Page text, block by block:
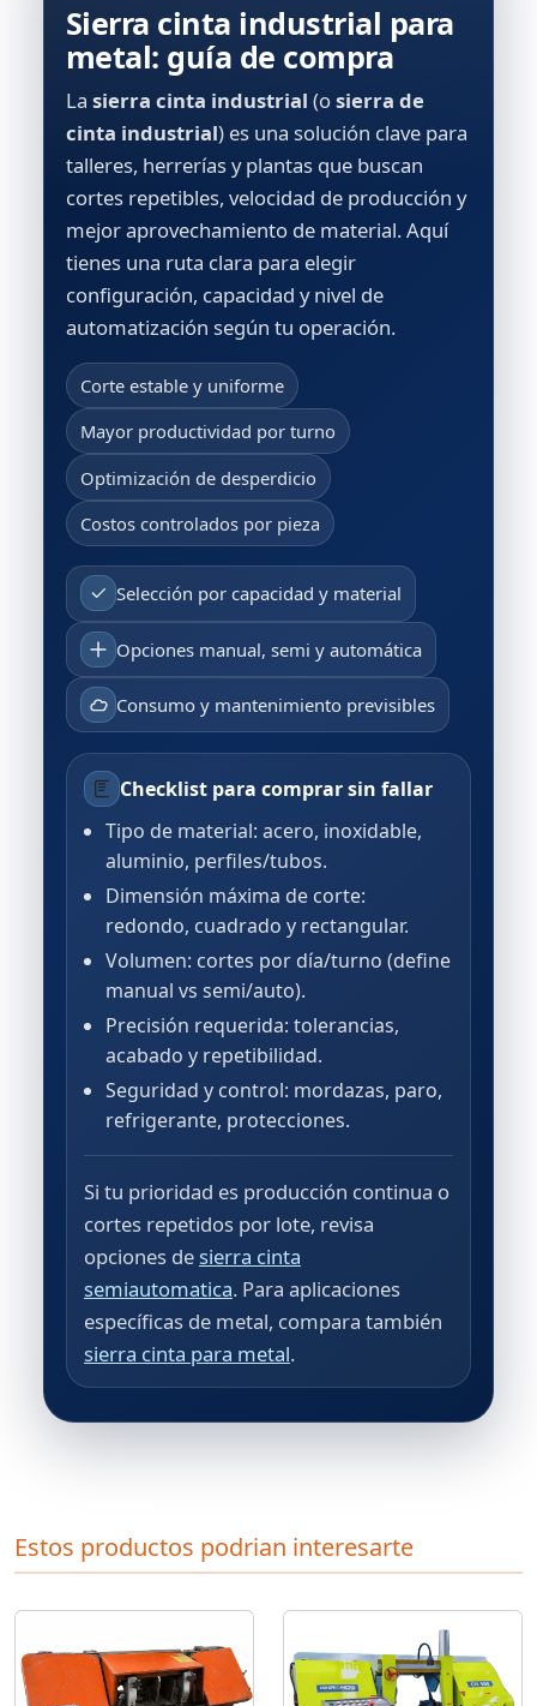
Sierra cinta industrial para
metal: guía de compra
La sierra cinta industrial (osierra de
cinta industrial) es una solución clave para
talleres, herrerías y plantas que buscan
cortes repetibles, velocidad de producción y
mejor aprovechamiento de material. Aquí
tienes una ruta clara para elegir
configuración, capacidad y nivel de
automatización según tu operación.
Corte estable y uniforme
Mayor productividad por turno
Optimización de desperdicio
Costos controlados por pieza
Selección por capacidad y material
Opciones manual, semi y automática
Consumo y mantenimiento previsibles
Checklist para comprar sin fallar
Tipo de material: acero, inoxidable,
aluminio, perfiles/tubos.
Dimensión máxima de corte:
redondo, cuadrado y rectangular.
Volumen: cortes por día/turno (define
manual vs semi/auto).
Precisión requerida: tolerancias,
acabado y repetibilidad.
Seguridad y control: mordazas, paro,
refrigerante, protecciones.
Si tu prioridad es producción continua o
cortes repetidos por lote, revisa
opciones de sierra cinta
semiautomatica. Para aplicaciones
específicas de metal, compara también
sierra cinta para metal.
Estos productos podrian interesarte